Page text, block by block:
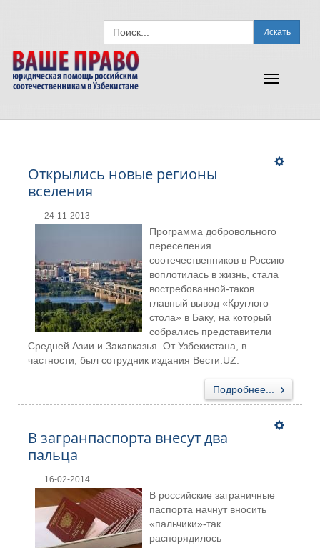
Искать
Toggle
Открылись новые регионы
вселения
24-11-2013
Программа добровольного
переселения
соотечественников в Россию
воплотилась в жизнь, стала
востребованной-таков
главный вывод «Круглого
стола» в Баку, на который
собрались представители
Средней Азии и Закавказья. От Узбекистана, в
частности, был сотрудник издания Вести.UZ.
Подробнее...
В загранпаспорта внесут два
пальца
16-02-2014
В российские заграничные
паспорта начнут вносить
«пальчики»-так
распорядилось